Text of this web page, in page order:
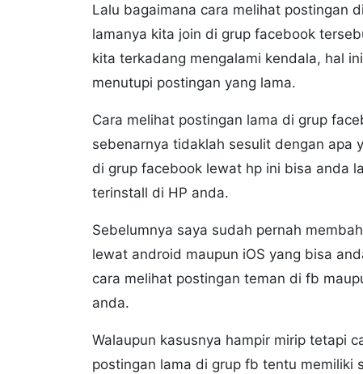
Lalu bagaimana cara melihat postingan
lamanya kita join di grup facebook
kita terkadang mengalami kendala, hal
menutupi postingan yang lama.
Cara melihat postingan lama di grup
sebenarnya tidaklah sesulit dengan apa
di grup facebook lewat hp ini bisa anda
terinstall di HP anda.
Sebelumnya saya sudah pernah
lewat android maupun iOS yang bisa
cara melihat postingan teman di fb
anda.
Walaupun kasusnya hampir mirip tetapi
postingan lama di grup fb tentu memiliki